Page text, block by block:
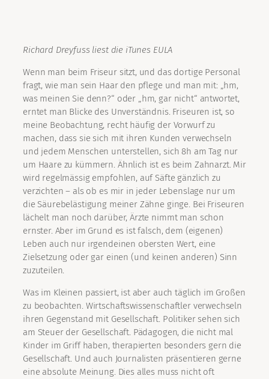
Richard Dreyfuss liest die iTunes EULA
Wenn man beim Friseur sitzt, und das dortige Personal
fragt, wie man sein Haar den pflege und man mit: „hm,
was meinen Sie denn?“ oder „hm, gar nicht“ antwortet,
erntet man Blicke des Unverständnis. Friseuren ist, so
meine Beobachtung, recht häufig der Vorwurf zu
machen, dass sie sich mit ihren Kunden verwechseln
und jedem Menschen unterstellen, sich 8h am Tag nur
um Haare zu kümmern. Ähnlich ist es beim Zahnarzt. Mir
wird regelmässig empfohlen, auf Säfte gänzlich zu
verzichten – als ob es mir in jeder Lebenslage nur um
die Säurebelästigung meiner Zähne ginge. Bei Friseuren
lächelt man noch darüber, Ärzte nimmt man schon
ernster. Aber im Grund es ist falsch, dem (eigenen)
Leben auch nur irgendeinen obersten Wert, eine
Zielsetzung oder gar einen (und keinen anderen) Sinn
zuzuteilen.
Was im Kleinen passiert, ist aber auch täglich im Großen
zu beobachten. Wirtschaftswissenschaftler verwechseln
ihren Gegenstand mit Gesellschaft. Politiker sehen sich
am Steuer der Gesellschaft. Pädagogen, die nicht mal
Kinder im Griff haben, therapierten besonders gern die
Gesellschaft. Und auch Journalisten präsentieren gerne
eine absolute Meinung. Dies alles muss nicht oft